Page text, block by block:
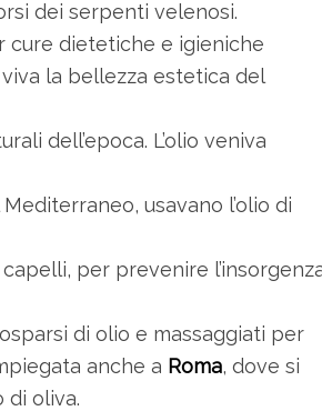
dei serpenti velenosi.
cure dietetiche e igieniche
la bellezza estetica del
dell’epoca. L’olio veniva
usavano l’olio di
per prevenire
di olio e massaggiati per
anche a Roma, dove si
di oliva.